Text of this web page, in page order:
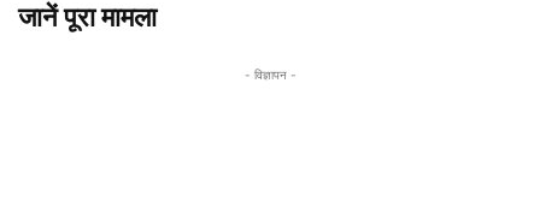
जानें पूरा मामला
- विज्ञापन -